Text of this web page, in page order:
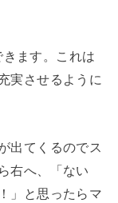
ます。これは
実させるように
出てくるのでス
右へ、「ない
」と思ったらマ